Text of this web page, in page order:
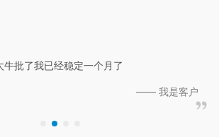
批了我已经稳定一个月了
—— 我是客户